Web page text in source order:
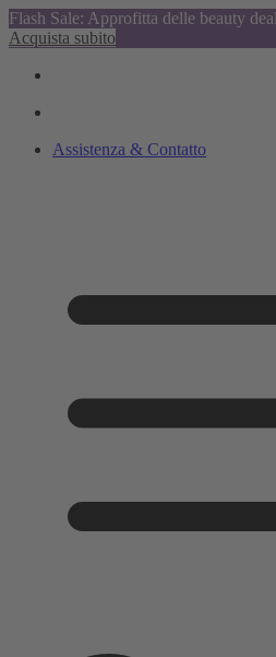
Flash Sale: Approfitta delle beauty
Acquista subito
Assistenza & Contatto